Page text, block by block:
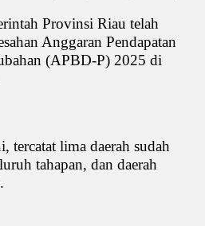
Provinsi Riau telah
Anggaran Pendapatan
(APBD-P) 2025 di
tercatat lima daerah sudah
tahapan, dan daerah